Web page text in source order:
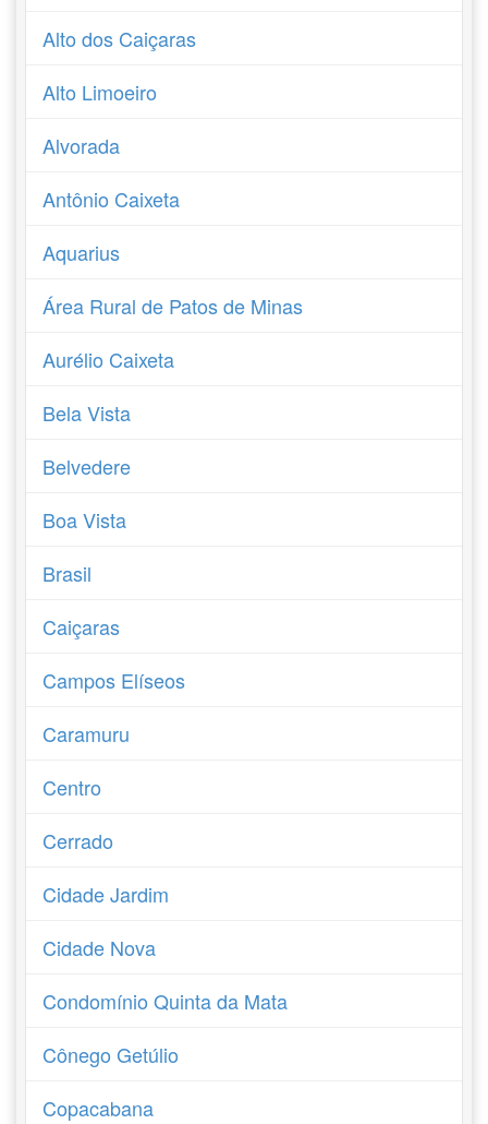
Alto dos Caiçaras
Alto Limoeiro
Alvorada
Antônio Caixeta
Aquarius
Área Rural de Patos de Minas
Aurélio Caixeta
Bela Vista
Belvedere
Boa Vista
Brasil
Caiçaras
Campos Elíseos
Caramuru
Centro
Cerrado
Cidade Jardim
Cidade Nova
Condomínio Quinta da Mata
Cônego Getúlio
Copacabana